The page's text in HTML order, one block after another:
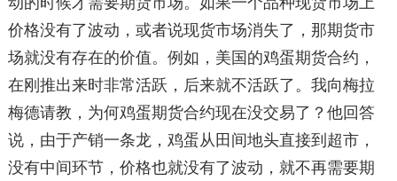
价格没有了波动，或者说现货市场消失了，那期货市
场就没有存在的价值。例如，美国的鸡蛋期货合约，
在刚推出来时非常活跃，后来就不活跃了。我向梅拉
梅德请教，为何鸡蛋期货合约现在没交易了？他回答
说，由于产销一条龙，鸡蛋从田间地头直接到超市，
没有中间环节，价格也就没有了波动，就不再需要期